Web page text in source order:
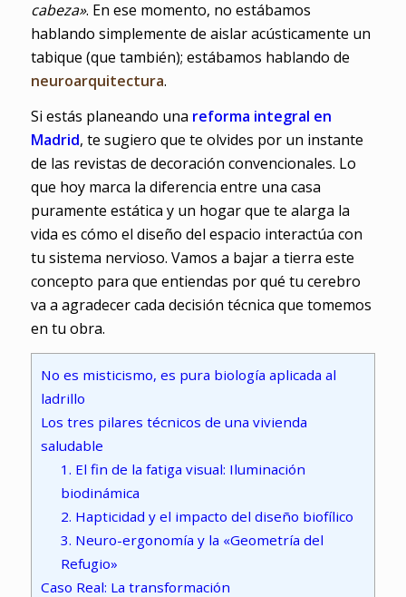
cabeza». En ese momento, no estábamos
hablando simplemente de aislar acústicamente un
tabique (que también); estábamos hablando de
neuroarquitectura.
Si estás planeando una reforma integral en
Madrid, te sugiero que te olvides por un instante
de las revistas de decoración convencionales. Lo
que hoy marca la diferencia entre una casa
puramente estática y un hogar que te alarga la
vida es cómo el diseño del espacio interactúa con
tu sistema nervioso. Vamos a bajar a tierra este
concepto para que entiendas por qué tu cerebro
va a agradecer cada decisión técnica que tomemos
en tu obra.
No es misticismo, es pura biología aplicada al
ladrillo
Los tres pilares técnicos de una vivienda
saludable
1. El fin de la fatiga visual: Iluminación
biodinámica
2. Hapticidad y el impacto del diseño biofílico
3. Neuro-ergonomía y la «Geometría del
Refugio»
Caso Real: La transformación